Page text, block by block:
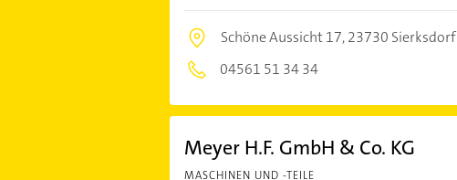
Schöne Aussicht 17,23730 Sierksdorf
04561 51 34 34
Meyer H.F. GmbH & Co. KG
MASCHINEN UND -TEILE